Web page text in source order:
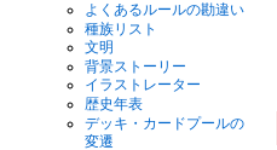
よくあるルールの勘違い
種族リスト
文明
背景ストーリー
イラストレーター
歴史年表
デッキ・カードプールの
変遷